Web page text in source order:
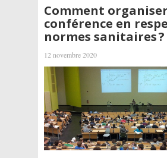
Comment
conférence en
normes sanitaires ?
12 novembre 2020